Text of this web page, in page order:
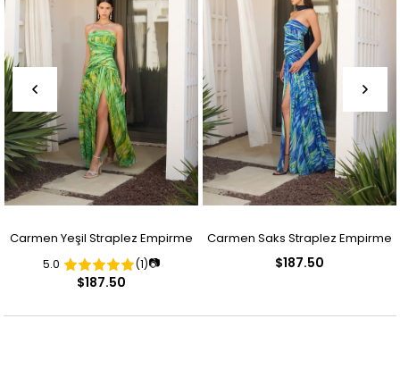
Carmen Yeşil Straplez Empirme
Desenli Abiye Elbise
5.0 (1)📷
$187.50
Carmen Saks Straplez Empirme
$187.50